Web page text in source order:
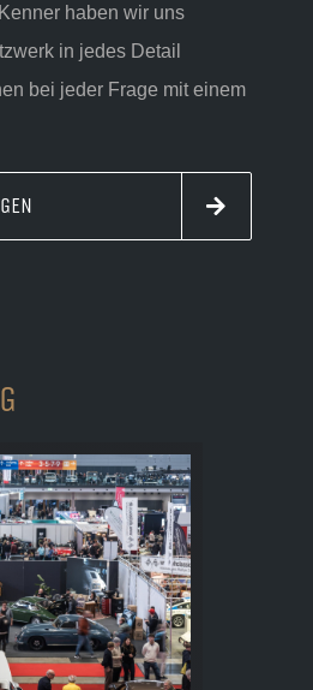
haben wir uns
in jedes Detail
bei jeder Frage mit einem